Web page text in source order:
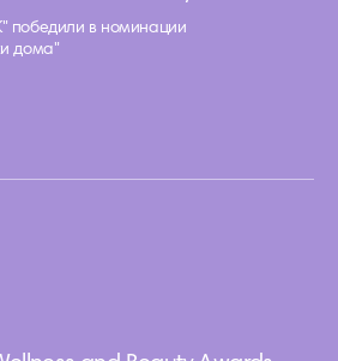
победили в номинации
дома"